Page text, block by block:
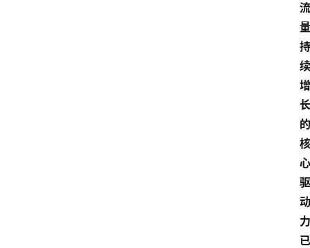
流
量
持
续
增
长
的
核
心
驱
动
力
已